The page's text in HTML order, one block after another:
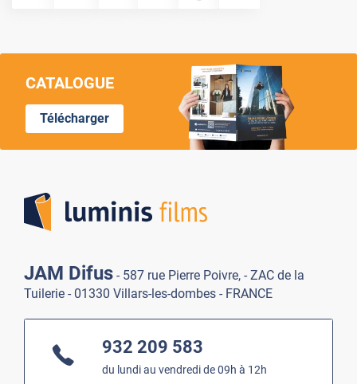
CATALOGUE
Télécharger
JAM Difus - 587 rue Pierre Poivre, - ZAC de la
Tuilerie - 01330 Villars-les-dombes - FRANCE
932 209 583
du lundi au vendredi de 09h à 12h